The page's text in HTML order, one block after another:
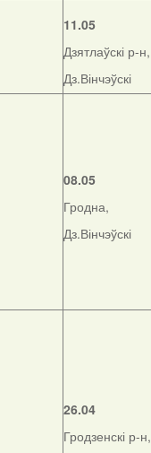
11.05
Дзятлаўскі р-н,
Дз.Вінчэўскі
08.05
Гродна,
Дз.Вінчэўскі
26.04
Гродзенскі р-н,